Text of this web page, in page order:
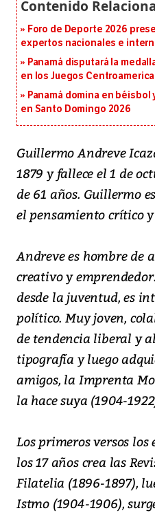
Foro de Deporte 2026
expertos nacionales e
Panamá disputará la
en los Juegos
Panamá domina en
en Santo Domingo 2026
Guillermo Andreve
1879 y fallece el 1 de
de 61 años. Guillermo
el pensamiento crítico
Andreve es hombre de
creativo y
desde la juventud, es
político. Muy joven,
de tendencia liberal y
tipografía y luego
amigos, la Imprenta
la hace suya (1904-
Los primeros versos los
los 17 años crea las
Filatelia (1896-1897),
Istmo (1904-1906),